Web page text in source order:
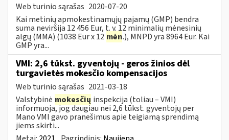
Web turinio sąrašas 2020-07-20
Kai metinių apmokestinamųjų pajamų (GMP) bendra
suma neviršija 12 456 Eur, t. y. 12 minimalių mėnesinių
algų (MMA) (1038 Eur x 12 mėn.), MNPD yra 8964 Eur. Kai
GMP yra...
VMI: 2,6 tūkst. gyventojų - geros žinios dėl
turgavietės mokesčio kompensacijos
Web turinio sąrašas 2021-03-18
Valstybinė mokesčių inspekcija (toliau – VMI)
informuoja, jog daugiau nei 2,6 tūkst. gyventojų per
Mano VMI gavo pranešimus apie teigiamą sprendimą
jiems skirti...